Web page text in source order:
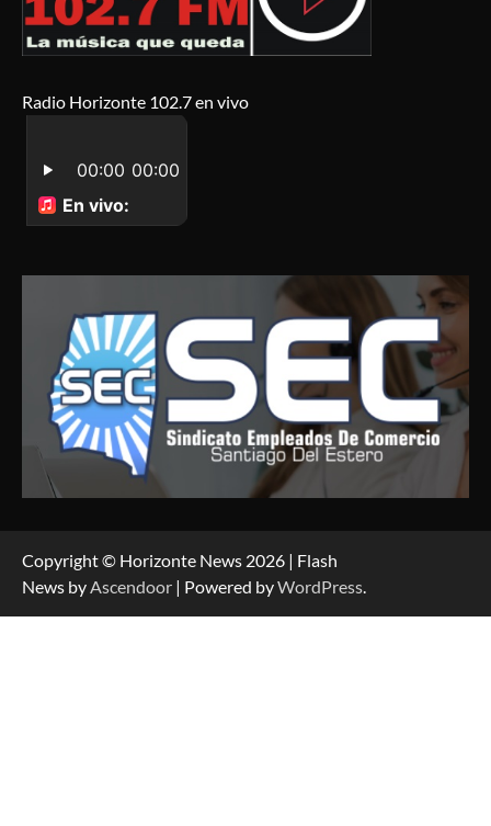
Radio Horizonte 102.7 en vivo
Copyright © Horizonte News 2026 | Flash
News byAscendoor | Powered byWordPress.